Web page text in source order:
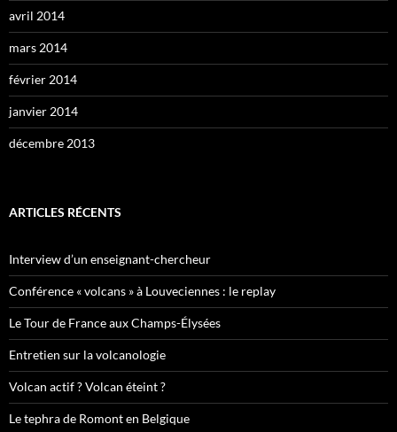
avril 2014
mars 2014
février 2014
janvier 2014
décembre 2013
ARTICLES RÉCENTS
Interview d’un enseignant-chercheur
Conférence « volcans » à Louveciennes : le replay
Le Tour de France aux Champs-Élysées
Entretien sur la volcanologie
Volcan actif ? Volcan éteint ?
Le tephra de Romont en Belgique